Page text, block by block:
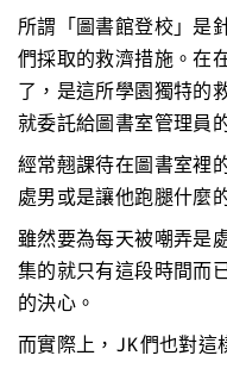
所謂「圖書館登校」是
們採取的救濟措施。在
了，是這所學園獨特的
就委託給圖書室管理員
經常翹課待在圖書室裡
處男或是讓他跑腿什麼
雖然要為每天被嘲弄是
集的就只有這段時間而
的決心。
而實際上，JK們也對這